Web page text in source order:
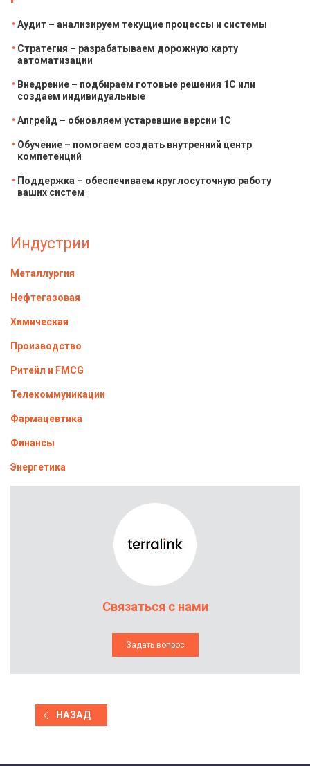
Аудит – анализируем текущие процессы и системы
Стратегия – разрабатываем дорожную карту
автоматизации
Внедрение – подбираем готовые решения 1С или
создаем индивидуальные
Апгрейд – обновляем устаревшие версии 1С
Обучение – помогаем создать внутренний центр
компетенций
Поддержка – обеспечиваем круглосуточную работу
ваших систем
Индустрии
Металлургия
Нефтегазовая
Химическая
Производство
Ритейл и FMCG
Телекоммуникации
Фармацевтика
Финансы
Энергетика
Связаться с нами
Задать вопрос
НАЗАД